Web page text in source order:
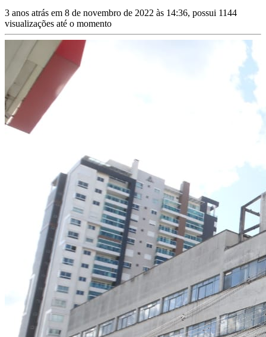
3 anos atrás em 8 de novembro de 2022 às 14:36, possui 1144
visualizações até o momento